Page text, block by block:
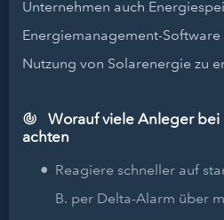
Unternehmen auch
Energiemanagement-
Nutzung von Solarenergie zu
Worauf viele Anleger bei
achten
Reagiere schneller auf
B. per Delta-Alarm über